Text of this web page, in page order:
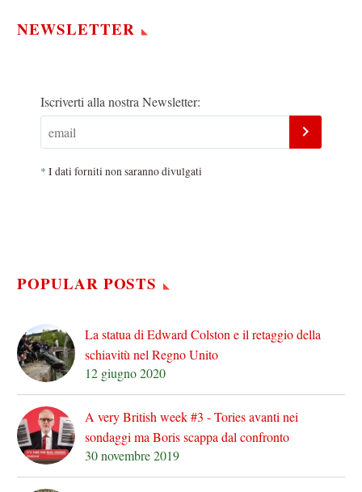
NEWSLETTER
Iscriverti alla nostra Newsletter:
* I dati forniti non saranno divulgati
POPULAR POSTS
La statua di Edward Colston e il retaggio della
schiavitù nel Regno Unito
12 giugno 2020
A very British week #3 - Tories avanti nei
sondaggi ma Boris scappa dal confronto
30 novembre 2019